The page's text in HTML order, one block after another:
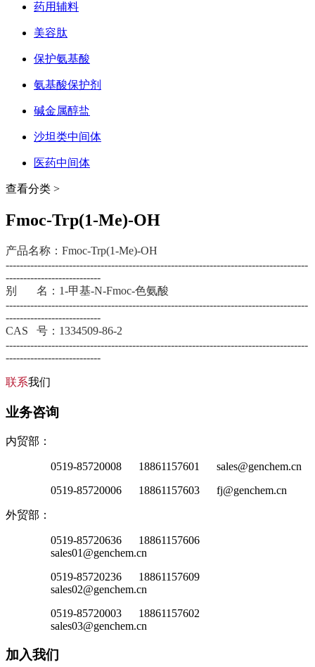
药用辅料
美容肽
保护氨基酸
氨基酸保护剂
碱金属醇盐
沙坦类中间体
医药中间体
查看分类 >
Fmoc-Trp(1-Me)-OH
产品名称：Fmoc-Trp(1-Me)-OH
--------------------------------------------------------------------------------------
---------------------------
别 名：1-甲基-N-Fmoc-色氨酸
--------------------------------------------------------------------------------------
---------------------------
CAS 号：1334509-86-2
--------------------------------------------------------------------------------------
---------------------------
联系我们
业务咨询
内贸部：
0519-85720008 18861157601 sales@genchem.cn
0519-85720006 18861157603 fj@genchem.cn
外贸部：
0519-85720636 18861157606
sales01@genchem.cn
0519-85720236 18861157609
sales02@genchem.cn
0519-85720003 18861157602
sales03@genchem.cn
加入我们